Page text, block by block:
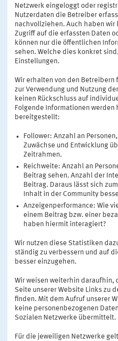
Netzwerk eingeloggt oder
Nutzerdaten die Betreiber
nachvollziehen. Auch haben
Zugriff auf die erfassten Daten
können nur die öffentlichen
sehen. Welche dies konkret
Einstellungen.
Wir erhalten von den Betreibern
zur Verwendung und Nutzung
keinen Rückschluss auf
Folgende Informationen
bereitgestellt:
Follower: Anzahl an
Zuwächse und Entwicklung
Zeitrahmen.
Reichweite: Anzahl an
Beitrag sehen. Anzahl der
Beitrag. Daraus lässt sich
Inhalt in der Community
Anzeigenperformance: Wie
einem Beitrag bzw. einer
haben hiermit interagiert?
Wir nutzen diese Statistiken
ständig zu verbessern und auf
besser einzugehen.
Wir weisen weiterhin daraufhin,
Seite unserer Website Links zu
finden. Mit dem Aufruf unserer
keine personenbezogenen
Sozialen Netzwerke übermittelt.
Für die jeweiligen Netzwerke